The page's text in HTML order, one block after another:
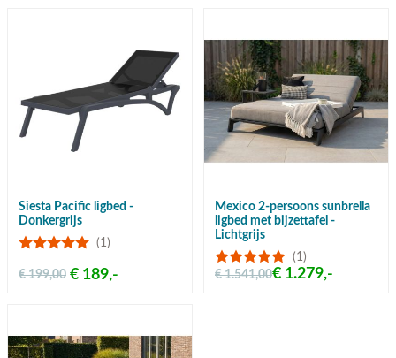
Siesta Pacific ligbed -
Donkergrijs
(1)
€ 189,-
€ 199,00
Mexico 2-persoons sunbrella
ligbed met bijzettafel -
Lichtgrijs
(1)
€ 1.541,00€ 1.279,-